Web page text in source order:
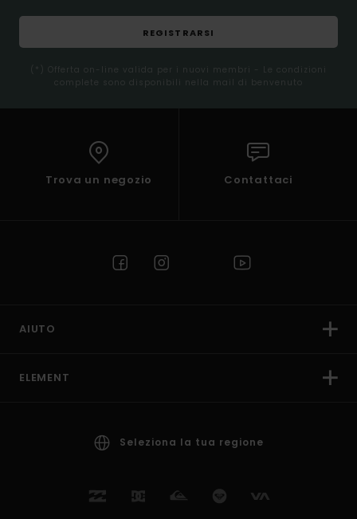
REGISTRARSI
(*) Offerta on-line valida per i nuovi membri - Le condizioni
complete sono disponibili nella mail di benvenuto
Trova un negozio Contattaci
AIUTO
ELEMENT
Seleziona la tua regione